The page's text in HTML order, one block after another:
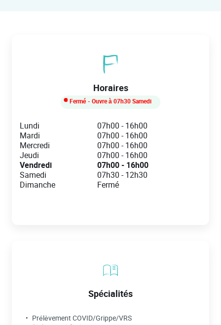
Horaires
Fermé- Ouvre à 07h30Samedi
Day of the Week
Lundi 07h00 -16h00
Mardi
07h00 -16h00
Mercredi
07h00 -16h00
Jeudi
07h00 -16h00
Vendredi
07h00- 16h00
Samedi
07h30 -12h30
Dimanche
Fermé
Spécialités
Prélèvement COVID/Grippe/VRS